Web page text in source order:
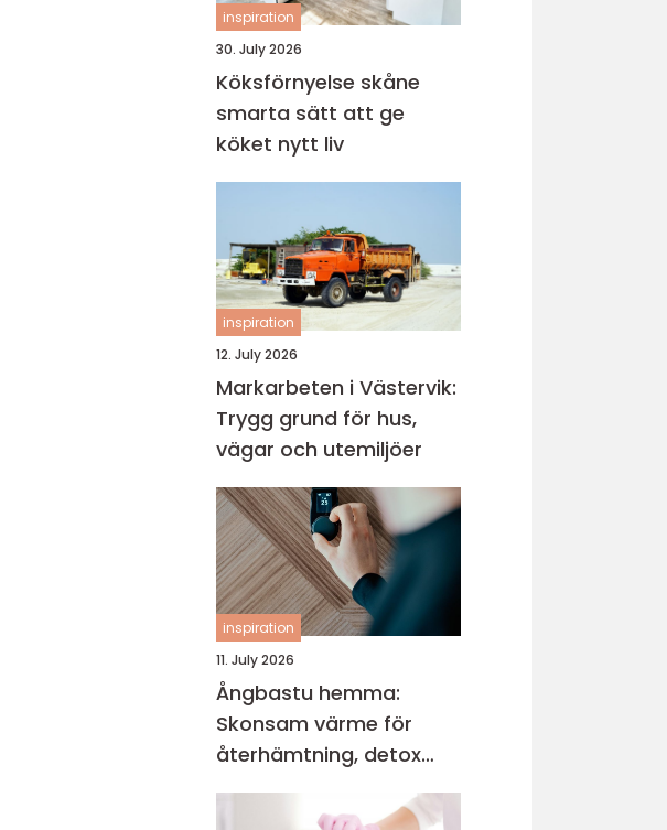
inspiration
30. July 2026
Köksförnyelse skåne
smarta sätt att ge
köket nytt liv
inspiration
12. July 2026
Markarbeten i Västervik:
Trygg grund för hus,
vägar och utemiljöer
inspiration
11. July 2026
Ångbastu hemma:
Skonsam värme för
återhämtning, detox
och mental balans